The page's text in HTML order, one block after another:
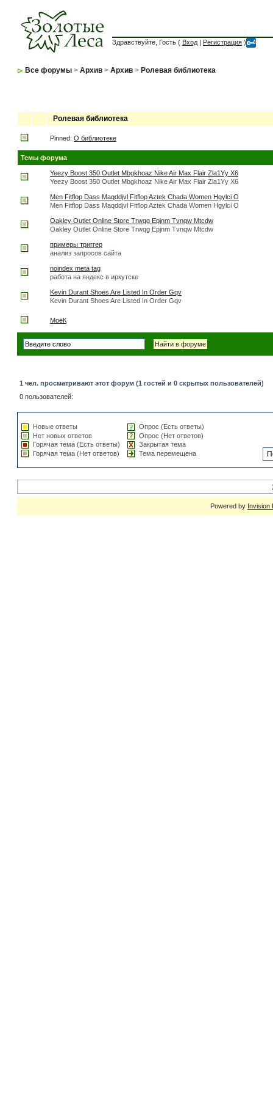
Здравствуйте, Гость ( Вход | Регистрация )
Все форумы > Архив > Архив > Ролевая библиотека
Ролевая библиотека
Pinned: О библиотеке
Темы форума
Yeezy Boost 350 Outlet Mbgkhoaz Nike Air Max Flair Zla1Yy X6
Yeezy Boost 350 Outlet Mbgkhoaz Nike Air Max Flair Zla1Yy X6
Men Fitflop Dass Maqddjvl Fitflop Aztek Chada Women Hgylci O
Men Fitflop Dass Maqddjvl Fitflop Aztek Chada Women Hgylci O
Oakley Outlet Online Store Trwqg Epjnm Tvnqw Mtcdw
Oakley Outlet Online Store Trwqg Epjnm Tvnqw Mtcdw
примеры триггер
анализ запросов сайта
noindex meta tag
работа на яндекс в иркутске
Kevin Durant Shoes Are Listed In Order Gqv
Kevin Durant Shoes Are Listed In Order Gqv
МоёК
1 чел. просматривают этот форум (1 гостей и 0 скрытых пользователей)
0 пользователей:
Новые ответы
Нет новых ответов
Горячая тема (Есть ответы)
Горячая тема (Нет ответов)
Опрос (Есть ответы)
Опрос (Нет ответов)
Закрытая тема
Тема перемещена
Powered by Invision